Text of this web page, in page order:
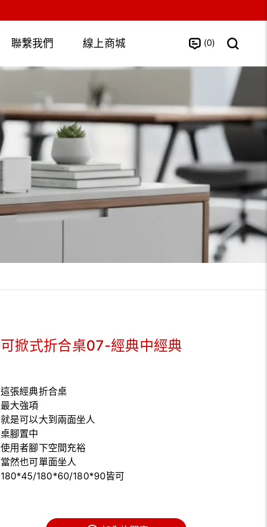
聯繫我們 線上商城 0
可掀式折合桌07-經典中經典
這張經典折合桌
最大強項
就是可以大到兩面坐人
桌腳置中
使用者腳下空間充裕
當然也可單面坐人
180*45/180*60/180*90皆可